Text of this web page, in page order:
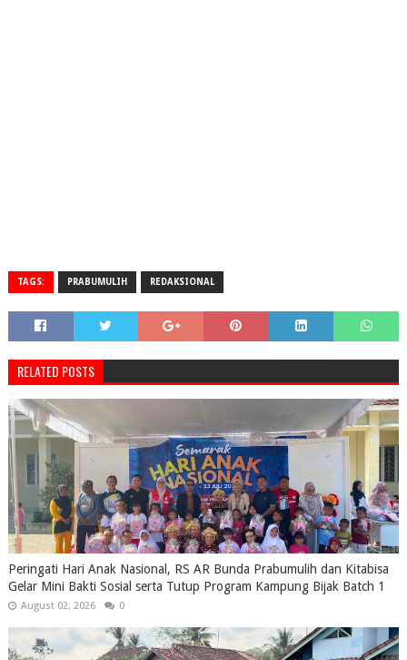
TAGS: PRABUMULIH REDAKSIONAL
RELATED POSTS
Peringati Hari Anak Nasional, RS AR Bunda Prabumulih dan Kitabisa
Gelar Mini Bakti Sosial serta Tutup Program Kampung Bijak Batch 1
August 02, 2026 0